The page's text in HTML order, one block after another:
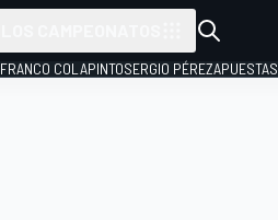
FRANCO COLAPINTOSERGIO PÉREZAPUESTAS